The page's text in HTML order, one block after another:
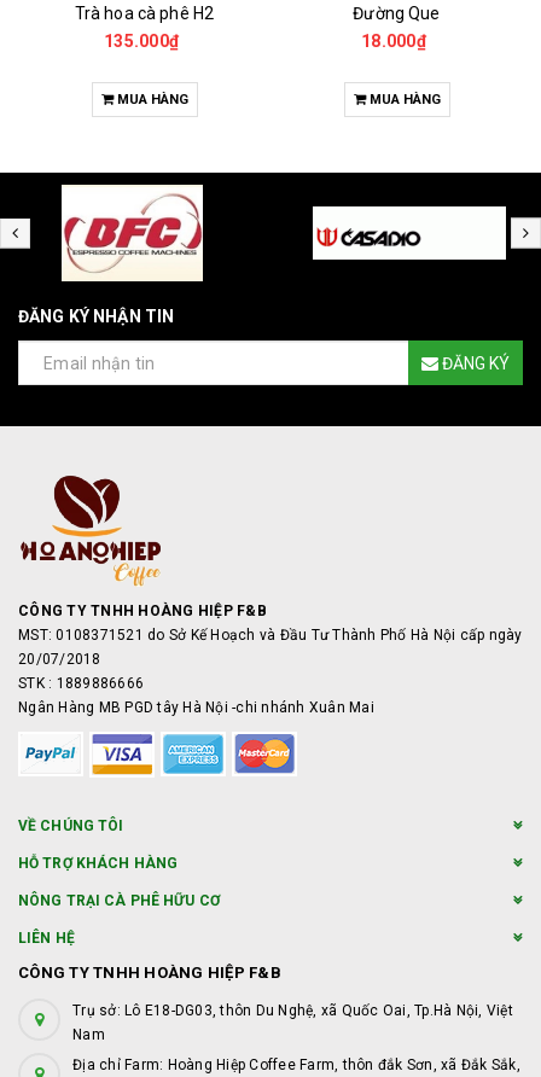
Trà hoa cà phê H2
135.000₫
MUA HÀNG
Đường Que
18.000₫
MUA HÀNG
ĐĂNG KÝ NHẬN TIN
ĐĂNG KÝ
CÔNG TY TNHH HOÀNG HIỆP F&B
MST: 0108371521 do Sở Kế Hoạch và Đầu Tư Thành Phố Hà Nội cấp ngày
20/07/2018
STK : 1889886666
Ngân Hàng MB PGD tây Hà Nội -chi nhánh Xuân Mai
VỀ CHÚNG TÔI
HỖ TRỢ KHÁCH HÀNG
NÔNG TRẠI CÀ PHÊ HỮU CƠ
LIÊN HỆ
CÔNG TY TNHH HOÀNG HIỆP F&B
Trụ sở: Lô E18-DG03, thôn Du Nghệ, xã Quốc Oai, Tp.Hà Nội, Việt
Nam
Địa chỉ Farm: Hoàng Hiệp Coffee Farm, thôn đắk Sơn, xã Đắk Sắk,